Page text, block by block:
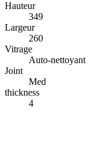
Hauteur
349
Largeur
260
Vitrage
Auto-nettoyant
Joint
Med
thickness
4